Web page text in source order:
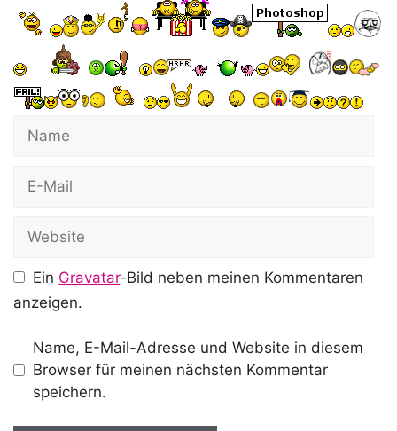
Name
Website
Ein Gravatar-Bild neben meinen Kommentaren
anzeigen.
Name, E-Mail-Adresse und Website in diesem
Browser für meinen nächsten Kommentar
speichern.